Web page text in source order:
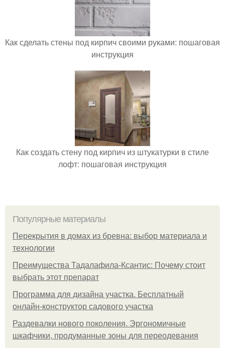
Как сделать стены под кирпич своими руками: пошаговая
инструкция
Как создать стену под кирпич из штукатурки в стиле
лофт: пошаговая инструкция
Популярные материалы
Перекрытия в домах из бревна: выбор материала и
технологии
Преимущества Тадалафила-Ксантис: Почему стоит
выбрать этот препарат
Программа для дизайна участка. Бесплатный
онлайн-конструктор садового участка
Раздевалки нового поколения. Эргономичные
шкафчики, продуманные зоны для переодевания